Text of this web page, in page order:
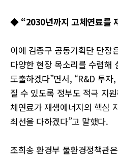
◆ “2030년까지 고체연료를
이에 김종구 공동기획단 단장
다양한 현장 목소리를 수렴해
도출하겠다”면서, “R&D 투자
질 수 있도록 정부도 적극 지
체연료가 재생에너지의 핵심
최선을 다하겠다”고 말했다.
조희송 환경부 물환경정책관